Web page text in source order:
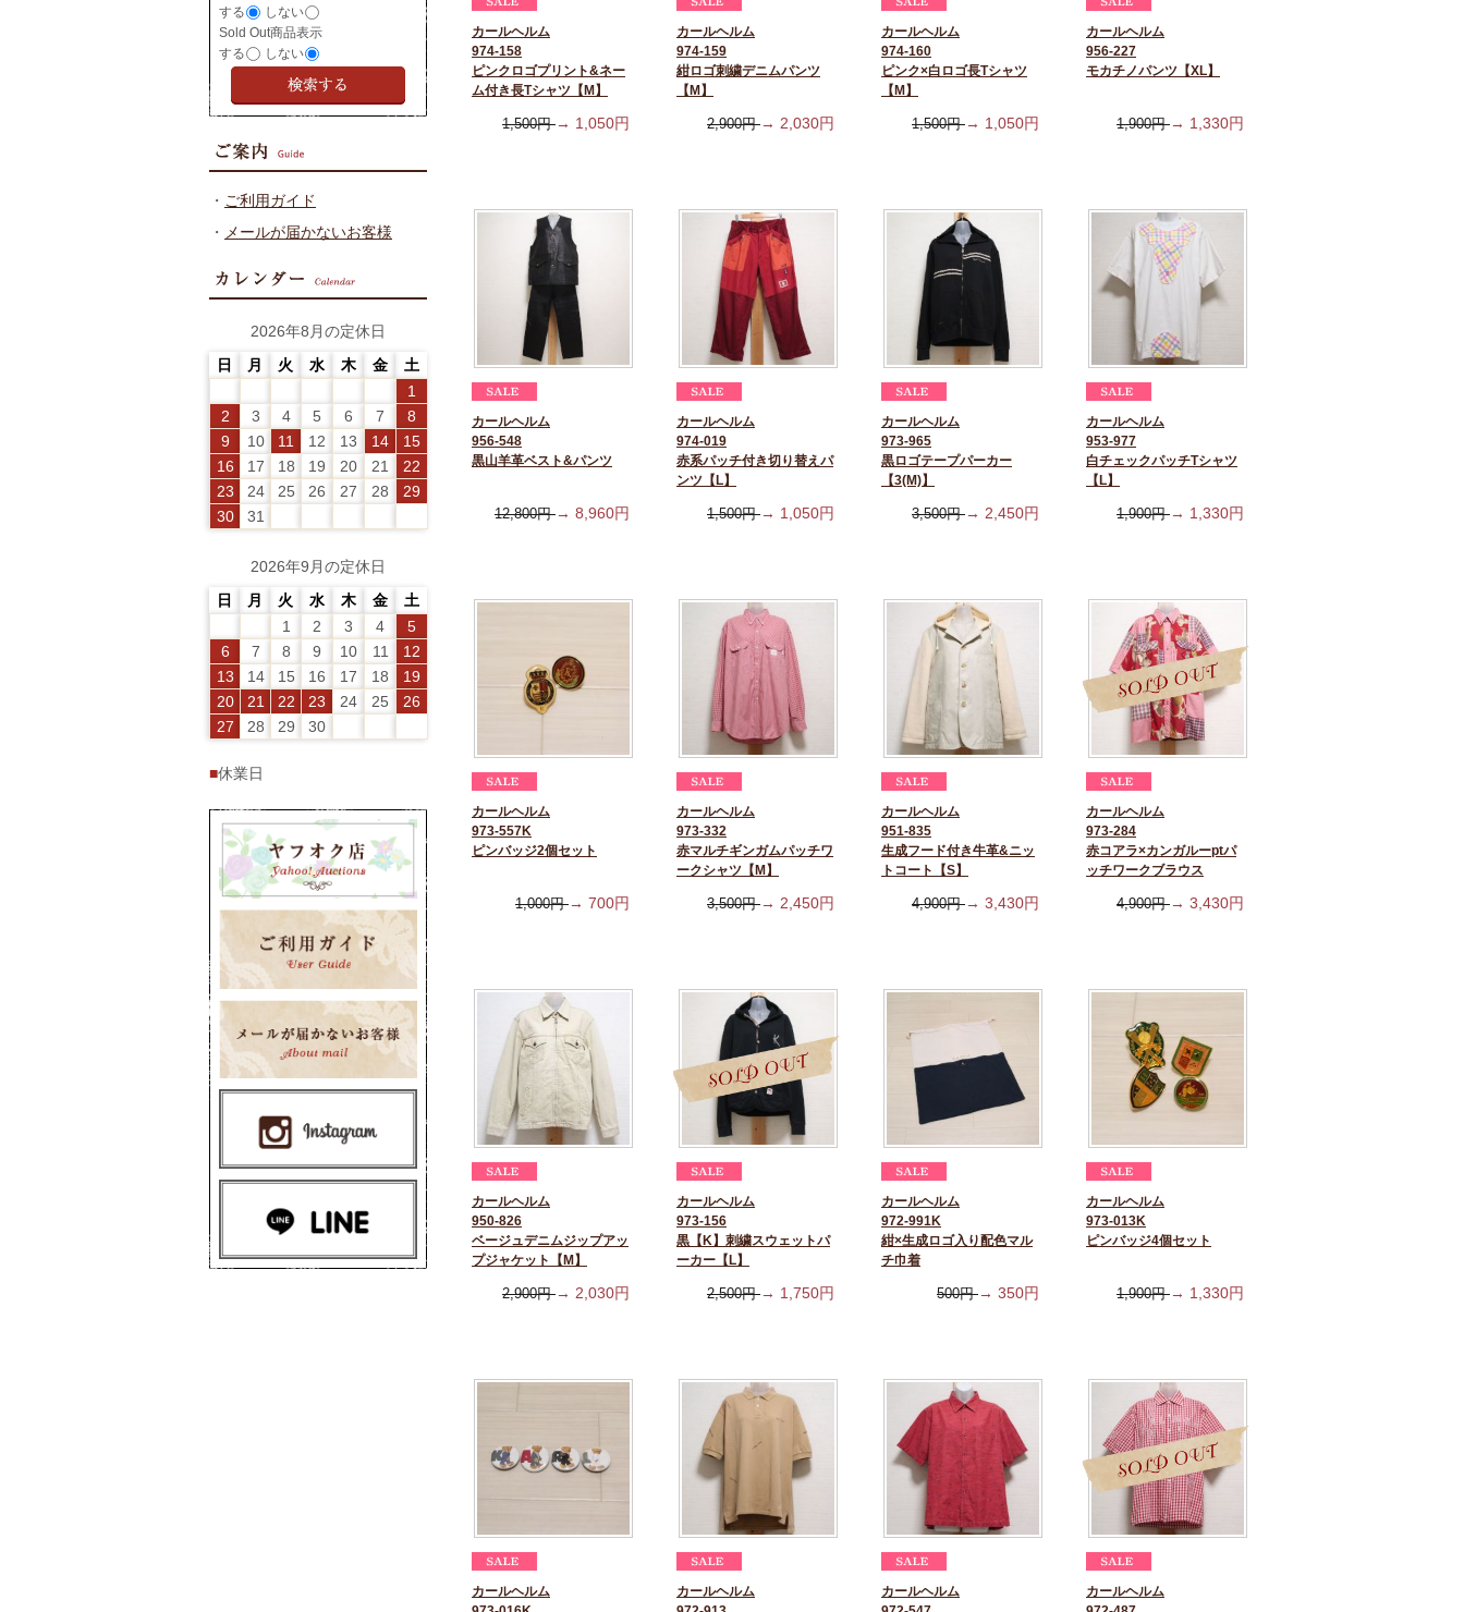
カールヘルム
974-158
ピンクロゴプリント&ネー
ム付き長Tシャツ【M】
1,500円→ 1,050円
カールヘルム
974-159
紺ロゴ刺繍デニムパンツ
【M】
2,900円→ 2,030円
カールヘルム
974-160
ピンク×白ロゴ長Tシャツ
【M】
1,500円→ 1,050円
カールヘルム
956-227
モカチノパンツ【XL】
1,900円→ 1,330円
カールヘルム
956-548
黒山羊革ベスト&パンツ
12,800円→ 8,960円
カールヘルム
974-019
赤系パッチ付き切り替えパ
ンツ【L】
1,500円→ 1,050円
カールヘルム
973-965
黒ロゴテープパーカー
【3(M)】
3,500円→ 2,450円
カールヘルム
953-977
白チェックパッチTシャツ
【L】
1,900円→ 1,330円
カールヘルム
973-557K
ピンバッジ2個セット
1,000円→ 700円
カールヘルム
973-332
赤マルチギンガムパッチワ
ークシャツ【M】
3,500円→ 2,450円
カールヘルム
951-835
生成フード付き牛革&ニッ
トコート【S】
4,900円→ 3,430円
カールヘルム
973-284
赤コアラ×カンガルーptパ
ッチワークブラウス
4,900円→ 3,430円
カールヘルム
950-826
ベージュデニムジップアッ
プジャケット【M】
2,900円→ 2,030円
カールヘルム
973-156
黒【K】刺繍スウェットパ
ーカー【L】
2,500円→ 1,750円
カールヘルム
972-991K
紺×生成ロゴ入り配色マル
チ巾着
500円→ 350円
カールヘルム
973-013K
ピンバッジ4個セット
1,900円→ 1,330円
カールヘルム
カールヘルム
カールヘルム
カールヘルム
する
しない
Sold Out商品表示
する
しない
・ ご利用ガイド
・ メールが届かないお客様
2026年8月の定休日
日
月 火 水 木 金
土
1
2
3 4 5 6 7
8
9
10 11 12 13 14
15
16
17 18 19 20 21
22
23
24 25 26 27 28
29
30
31
2026年9月の定休日
日
月 火 水 木 金
土
1
2 3 4
5
6
7 8 9 10 11
12
13
14 15 16 17 18
19
20
21 22 23 24 25
26
27
28 29 30
■休業日